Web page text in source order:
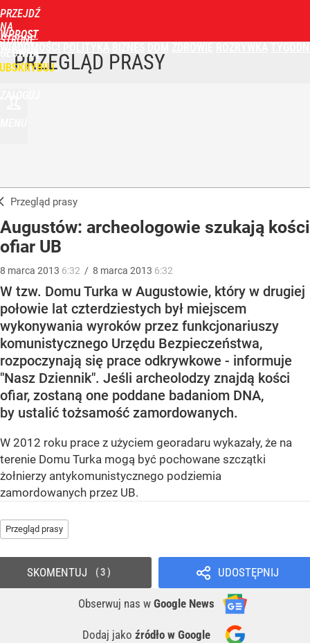
PRZEJDŹ
NA
STRONĘ
GŁÓWNĄ
WPROST
PRZEGLĄD PRASY
Przegląd prasy
Augustów: archeologowie szukają kości
ofiar UB
8 marca 2013 6:32 / 8 marca 2013 6:32
W tzw. Domu Turka w Augustowie, który w drugiej
połowie lat czterdziestych był miejscem
wykonywania wyroków przez funkcjonariuszy
komunistycznego Urzędu Bezpieczeństwa,
rozpoczynają się prace odkrywkowe - informuje
"Nasz Dziennik". Jeśli archeolodzy znajdą kości
ofiar, zostaną one poddane badaniom DNA,
by ustalić tożsamość zamordowanych.
W 2012 roku prace z użyciem georadaru wykazały, że na
terenie Domu Turka mogą być pochowane szczątki
żołnierzy antykomunistycznego podziemia
zamordowanych przez UB.
Przegląd prasy
UDOSTĘPNIJ
Obserwuj nas w Google News
Dodaj jako źródło w Google
SKOMENTUJ 3